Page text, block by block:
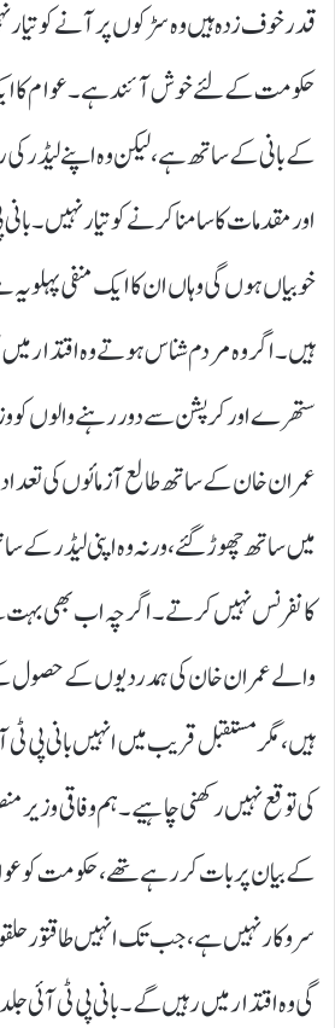
قدر خوف زدہ ہیں وہ سڑکوں پر آنے کو تیار
حکومت کے لئے خوش آئند ہے۔ عوام کا
کے بانی کے ساتھ ہے، لیکن وہ اپنے لیڈر
اور مقدمات کا سامنا کرنے کو تیار نہیں۔
خوبیاں ہو ں گی وہاں ان کا ایک منفی پہلو
ہیں۔ اگر وہ مردم شناس ہوتے وہ
ستھرے اور کرپشن سے دور رہنے والوں
عمران خان کے ساتھ طالع آزمائوں کی
میں ساتھ چھوڑ گئے، ورنہ وہ اپنی لیڈر
کانفرنس نہیں کرتے۔ اگرچہ اب بھی
والے عمران خان کی ہمدردیوں کے حصول
ہیں، مگر مستقبل قریب میں انہیں بانی
کی توقع نہیں رکھنی چاہیے۔ ہم وفاقی وزیر
کے بیان پر بات کر رہے تھے، حکومت کو
سروکار نہیں ہے، جب تک انہیں طاقتور
گی وہ اقتدار میں رہیں گے۔ بانی پی ٹی آئی